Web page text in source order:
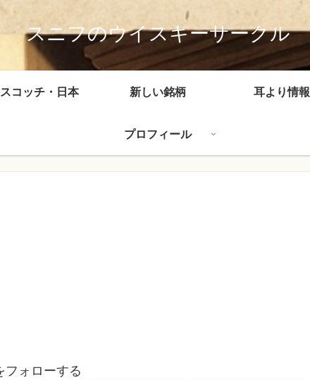
スニフのウイスキーサークル
コッチ・日本 新しい銘柄 耳より情報
プロフィール
フォローする